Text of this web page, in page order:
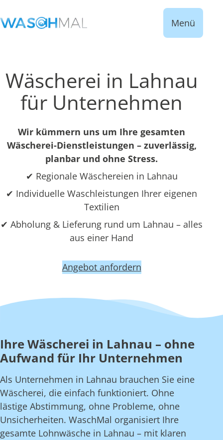
Menü
Wäscherei in Lahnau
für Unternehmen
Wir kümmern uns um Ihre gesamten
Wäscherei-Dienstleistungen – zuverlässig,
planbar und ohne Stress.
✔ Regionale Wäschereien in Lahnau
✔ Individuelle Waschleistungen Ihrer eigenen
Textilien
✔ Abholung & Lieferung rund um Lahnau – alles
aus einer Hand
Angebot anfordern
Ihre Wäscherei in Lahnau – ohne
Aufwand für Ihr Unternehmen
Als Unternehmen in Lahnau brauchen Sie eine
Wäscherei, die einfach funktioniert. Ohne
lästige Abstimmung, ohne Probleme, ohne
Unsicherheiten. WaschMal organisiert Ihre
gesamte Lohnwäsche in Lahnau – mit klaren